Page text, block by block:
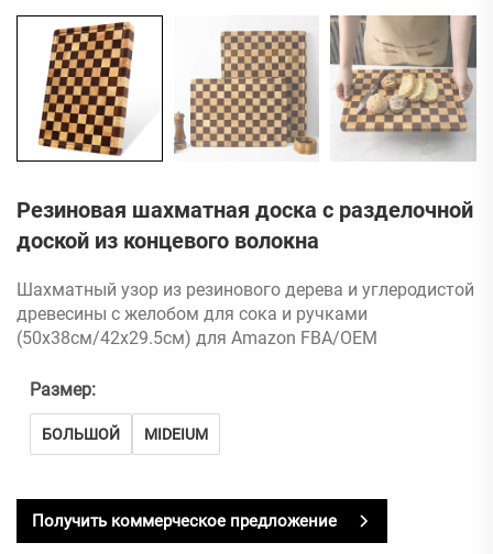
Резиновая шахматная доска с разделочной
доской из концевого волокна
Шахматный узор из резинового дерева и углеродистой
древесины с желобом для сока и ручками
(50x38см/42x29.5см) для Amazon FBA/OEM
Размер:
БОЛЬШОЙ MIDEIUM
Получить коммерческое предложение